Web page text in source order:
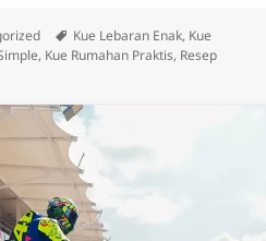
Tag
Kue Lebaran Enak, Kue
, Kue Rumahan Praktis, Resep